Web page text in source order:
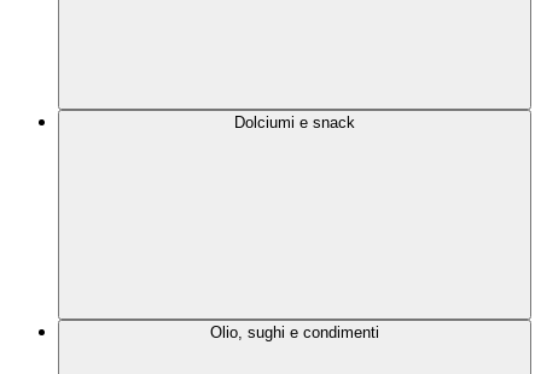
Dolciumi e snack
Olio, sughi e condimenti